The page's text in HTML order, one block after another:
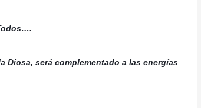
Diosa, será complementado a las energías